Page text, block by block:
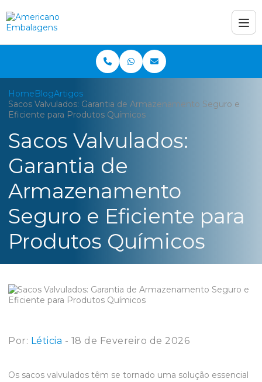
HomeBlogArtigos
Sacos Valvulados: Garantia de Armazenamento Seguro e
Eficiente para Produtos Químicos
Sacos Valvulados:
Garantia de
Armazenamento
Seguro e Eficiente para
Produtos Químicos
Por: Léticia - 18 de Fevereiro de 2026
Os sacos valvulados têm se tornado uma solução essencial